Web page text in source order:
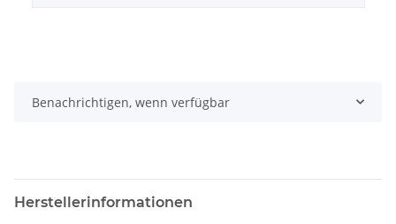
Benachrichtigen, wenn verfügbar
Herstellerinformationen